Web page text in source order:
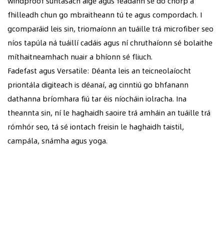
fhilleadh chun go mbraitheann tú te agus compordach. I
gcomparáid leis sin, triomaíonn an tuáille trá microfiber seo
níos tapúla ná tuáillí cadáis agus ní chruthaíonn sé bolaithe
míthaitneamhach nuair a bhíonn sé fliuch.
Fadefast agus Versatile: Déanta leis an teicneolaíocht
priontála digiteach is déanaí, ag cinntiú go bhfanann
dathanna bríomhara fiú tar éis níocháin iolracha. Ina
theannta sin, ní le haghaidh saoire trá amháin an tuáille trá
rómhór seo, tá sé iontach freisin le haghaidh taistil,
campála, snámha agus yoga.